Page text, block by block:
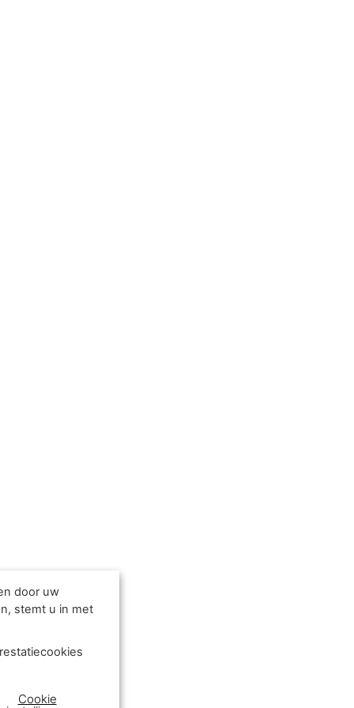
door uw
stemt u in met
Cookie